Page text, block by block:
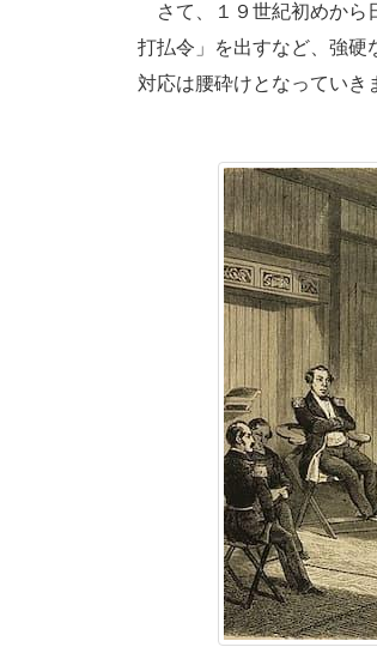
さて、１９世紀初めから
打払令」を出すなど、強硬
対応は腰砕けとなっていき